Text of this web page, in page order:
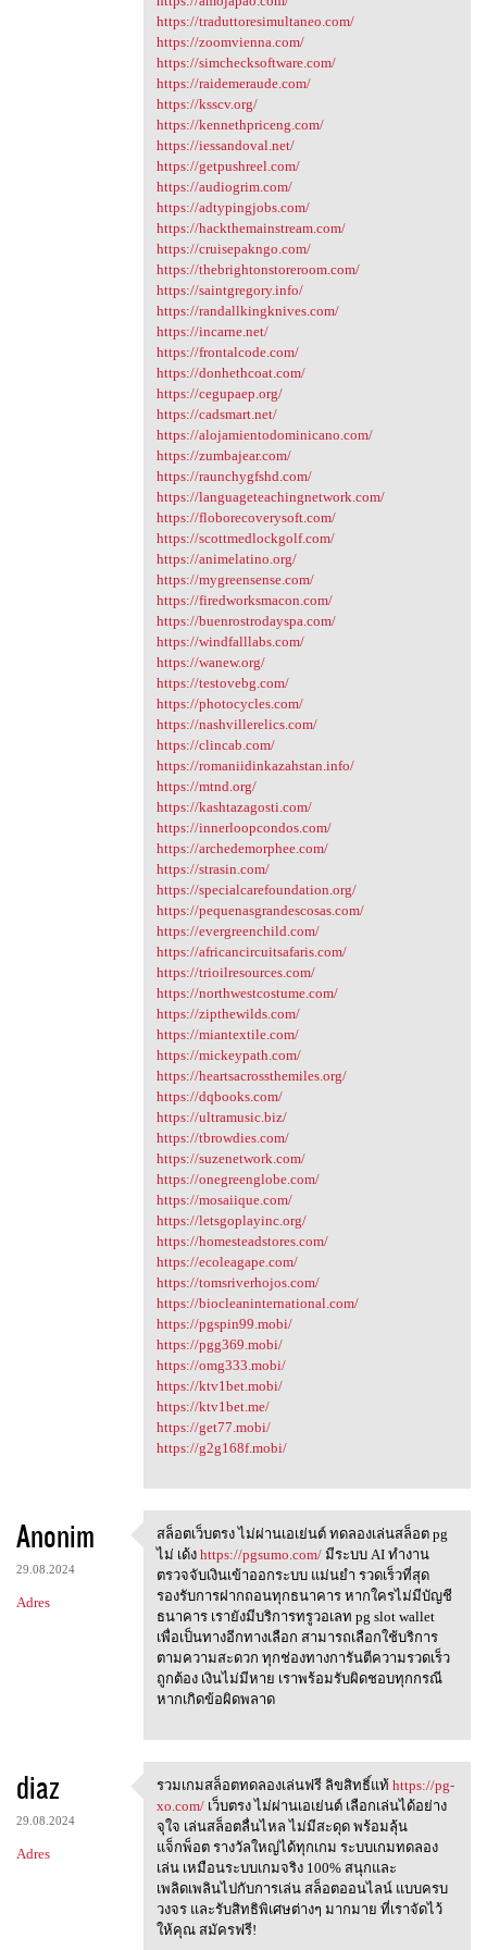
https://traduttoresimultaneo.com/
https://zoomvienna.com/
https://simchecksoftware.com/
https://raidemeraude.com/
https://ksscv.org/
https://kennethpriceng.com/
https://iessandoval.net/
https://getpushreel.com/
https://audiogrim.com/
https://adtypingjobs.com/
https://hackthemainstream.com/
https://cruisepakngo.com/
https://thebrightonstoreroom.com/
https://saintgregory.info/
https://randallkingknives.com/
https://incarne.net/
https://frontalcode.com/
https://donhethcoat.com/
https://cegupaep.org/
https://cadsmart.net/
https://alojamientodominicano.com/
https://zumbajear.com/
https://raunchygfshd.com/
https://languageteachingnetwork.com/
https://floborecoverysoft.com/
https://scottmedlockgolf.com/
https://animelatino.org/
https://mygreensense.com/
https://firedworksmacon.com/
https://buenrostrodayspa.com/
https://windfalllabs.com/
https://wanew.org/
https://testovebg.com/
https://photocycles.com/
https://nashvillerelics.com/
https://clincab.com/
https://romaniidinkazahstan.info/
https://mtnd.org/
https://kashtazagosti.com/
https://innerloopcondos.com/
https://archedemorphee.com/
https://strasin.com/
https://specialcarefoundation.org/
https://pequenasgrandescosas.com/
https://evergreenchild.com/
https://africancircuitsafaris.com/
https://trioilresources.com/
https://northwestcostume.com/
https://zipthewilds.com/
https://miantextile.com/
https://mickeypath.com/
https://heartsacrossthemiles.org/
https://dqbooks.com/
https://ultramusic.biz/
https://tbrowdies.com/
https://suzenetwork.com/
https://onegreenglobe.com/
https://mosaiique.com/
https://letsgoplayinc.org/
https://homesteadstores.com/
https://ecoleagape.com/
https://tomsriverhojos.com/
https://biocleaninternational.com/
https://pgspin99.mobi/
https://pgg369.mobi/
https://omg333.mobi/
https://ktv1bet.mobi/
https://ktv1bet.me/
https://get77.mobi/
https://g2g168f.mobi/
Anonim
29.08.2024
Adres
สล็อตเว็บตรง ไม่ผ่านเอเย่นต์
สล็อตเว็บตรง ไม่ผ่านเอเย่นต์ ทดลองเล่นสล็อต pg
ไม่ เด้ง https://pgsumo.com/มีระบบ AI ทำงาน
ตรวจจับเงินเข้าออกระบบ แม่นยำ รวดเร็วที่สุด
รองรับการฝากถอนทุกธนาคาร หากใครไม่มีบัญชี
ธนาคาร เรายังมีบริการทรูวอเลท pg slot wallet
เพื่อเป็นทางอีกทางเลือก สามารถเลือกใช้บริการ
ตามความสะดวก ทุกช่องทางการันตีความรวดเร็ว
ถูกต้อง เงินไม่มีหาย เราพร้อมรับผิดชอบทุกกรณี
หากเกิดข้อผิดพลาด
diaz
29.08.2024
Adres
รวมเกมสล็อตทดลองเล่นฟรี
รวมเกมสล็อตทดลองเล่นฟรี ลิขสิทธิ์แท้ https://pg-
xo.com/เว็บตรง ไม่ผ่านเอเย่นต์ เลือกเล่นได้อย่าง
จุใจ เล่นสล็อตลื่นไหล ไม่มีสะดุด พร้อมลุ้น
แจ็กพ็อต รางวัลใหญ่ได้ทุกเกม ระบบเกมทดลอง
เล่น เหมือนระบบเกมจริง 100% สนุกและ
เพลิดเพลินไปกับการเล่น สล็อตออนไลน์ แบบครบ
วงจร และรับสิทธิพิเศษต่างๆ มากมาย ที่เราจัดไว้
ให้คุณ สมัครฟรี!